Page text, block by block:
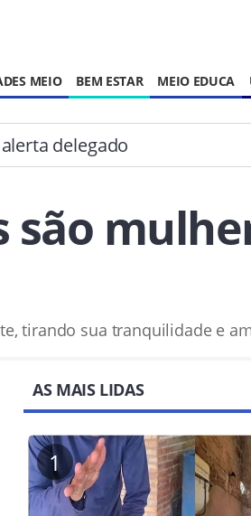
MEIO BEM ESTAR MEIO EDUCA
delegado
são
tirando sua tranquilidade e
AS MAIS LIDAS
1